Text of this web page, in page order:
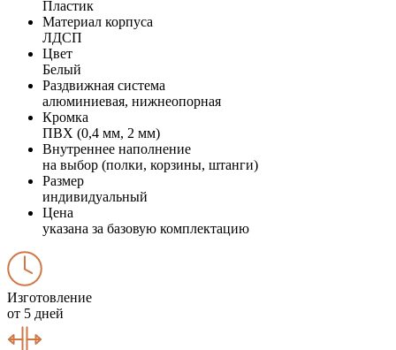
Пластик
Материал корпуса
ЛДСП
Цвет
Белый
Раздвижная система
алюминиевая, нижнеопорная
Кромка
ПВХ (0,4 мм, 2 мм)
Внутреннее наполнение
на выбор (полки, корзины, штанги)
Размер
индивидуальный
Цена
указана за базовую комплектацию
Изготовление
от 5 дней